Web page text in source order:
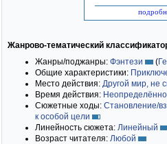
Жанрово-тематический
Жанры/поджанры: Фэнтези (
Общие характеристики:
Место действия: Другой мир, не
Время действия:
Сюжетные ходы: Становление/
к особой цели
Линейность сюжета: Линейный
Возраст читателя: Любой